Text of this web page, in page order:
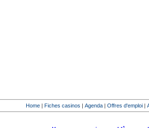
Home | Fiches casinos | Agenda | Offres d'emploi |